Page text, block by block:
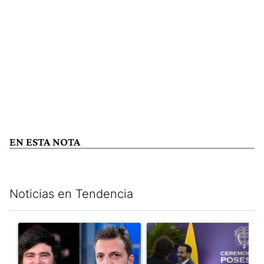
EN ESTA NOTA
Noticias en Tendencia
Un artículo de tendencia con el título "Los gobernadores
Un artículo de tendencia con